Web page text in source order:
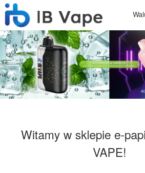
Witamy w sklepie e-
VAPE!